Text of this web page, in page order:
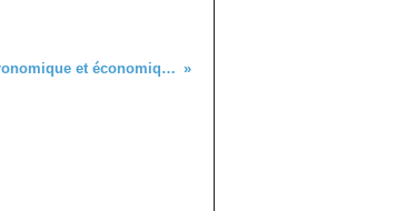
Menu Gastronomique et économique